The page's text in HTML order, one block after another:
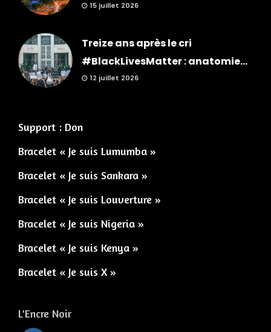
15 juillet 2026
Treize ans après le cri
#BlackLivesMatter : anatomie...
12 juillet 2026
Support : Don
Bracelet « Je suis Lumumba »
Bracelet « Je suis Sankara »
Bracelet « Je suis Louverture »
Bracelet « Je suis Nigeria »
Bracelet « Je suis Kenya »
Bracelet « Je suis X »
L'Encre Noir